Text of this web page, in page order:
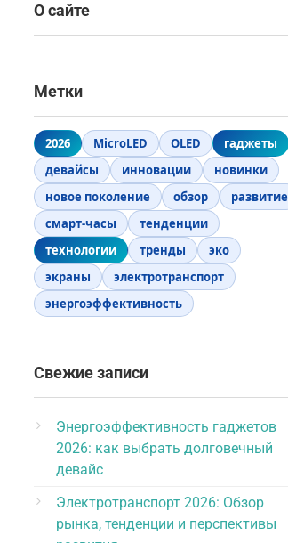
О сайте
Метки
2026 MicroLED OLED
гаджеты
девайсы
инновации
новинки
новое поколение
обзор
развитие
смарт-часы
тенденции
технологии
тренды
эко
экраны
электротранспорт
энергоэффективность
Свежие записи
Энергоэффективность гаджетов
2026: как выбрать долговечный
девайс
Электротранспорт 2026: Обзор
рынка, тенденции и перспективы